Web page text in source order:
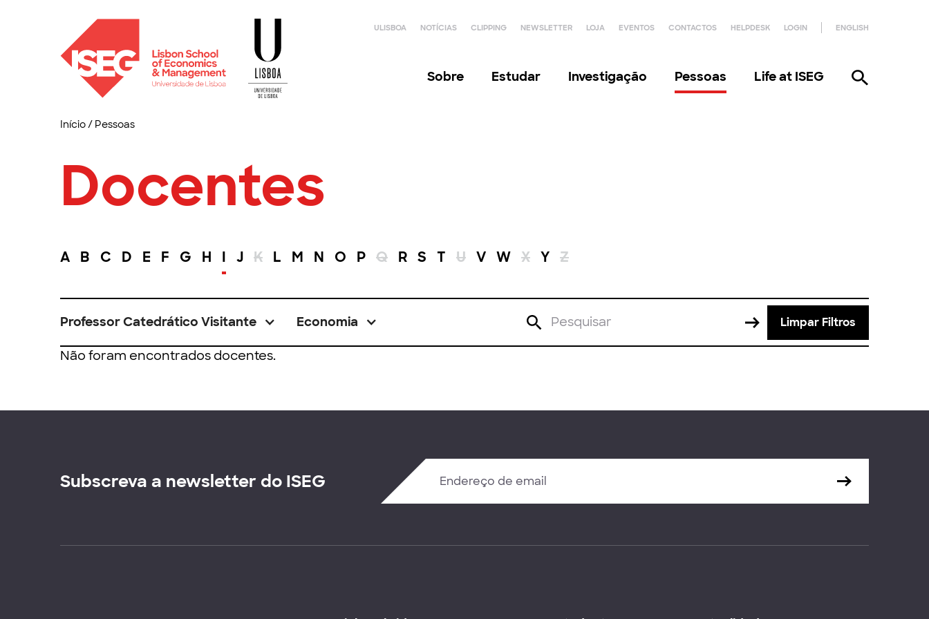
ULISBOA NOTÍCIAS CLIPPING NEWSLETTER LOJA EVENTOS CONTACTOS HELPDESK LOGIN ENGLISH
Sobre Estudar Investigação Pessoas Life at ISEG
Início/ Pessoas
Docentes
A B C D E F G H I J K L M N O P Q R S T U V W X Y Z
Professor Catedrático Visitante Economia Limpar Filtros
Não foram encontrados docentes.
Subscreva a newsletter do ISEG